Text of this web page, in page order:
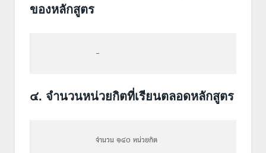
ของหลักสูตร
–
๔. จำนวนหน่วยกิตที่เรียนตลอดหลักสูตร
จำนวน ๑๔๐ หน่วยกิต